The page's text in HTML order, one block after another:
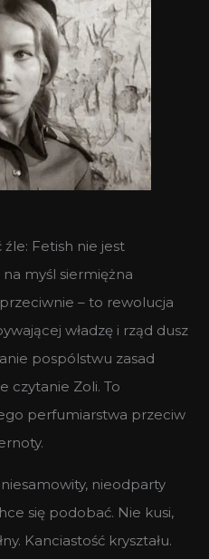
Fetish nie jest
myśl siermiężna
– to rewolucja
władzę i rząd dusz
pospólstwu zasad
czytanie Zoli. To
perfumiarstwa przeciw
nieodparty
się podobać. Nie kusi,
Kanciastość kryształu.